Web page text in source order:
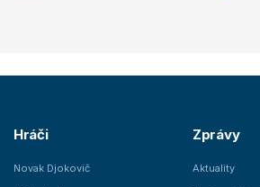
Hráči
Novak Djokovič
Zprávy
Aktuality